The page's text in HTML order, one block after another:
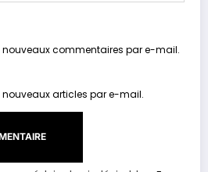
nouveaux commentaires par e-mail.
nouveaux articles par e-mail.